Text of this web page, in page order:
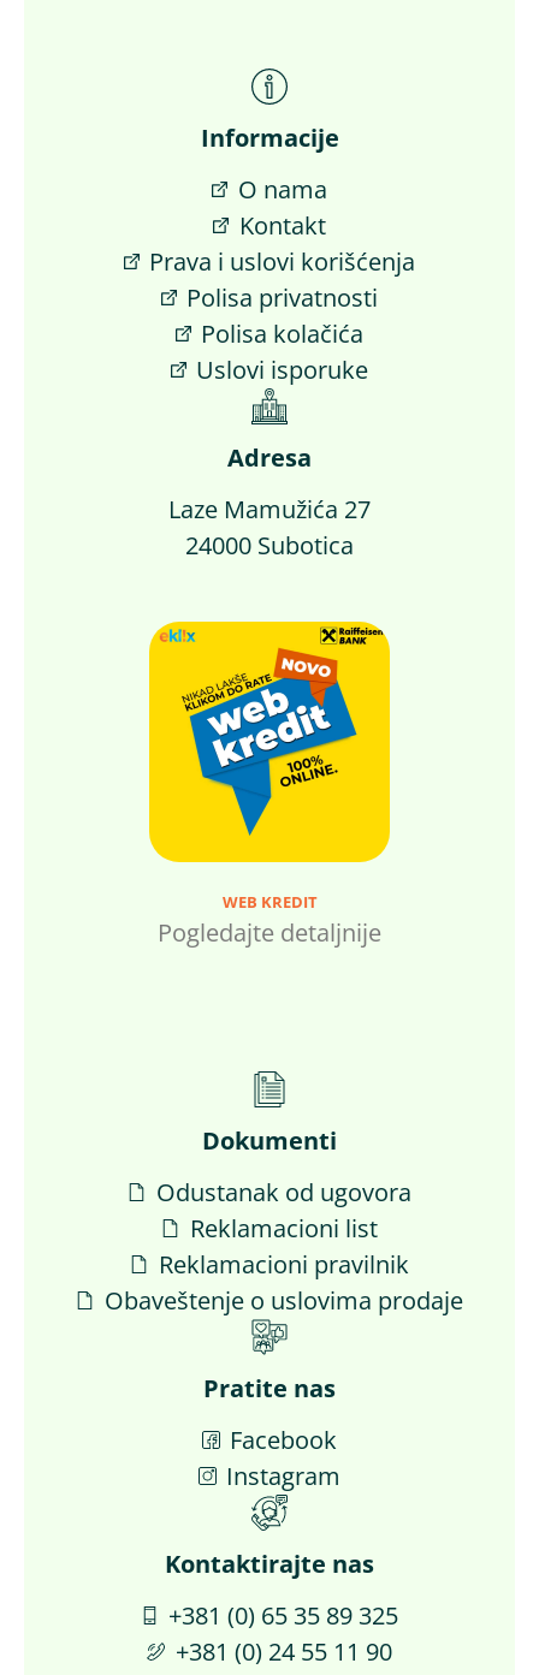
Informacije
O nama
Kontakt
Prava i uslovi korišćenja
Polisa privatnosti
Polisa kolačića
Uslovi isporuke
Adresa
Laze Mamužića 27
24000 Subotica
WEB KREDIT
Pogledajte detaljnije
Dokumenti
Odustanak od ugovora
Reklamacioni list
Reklamacioni pravilnik
Obaveštenje o uslovima prodaje
Pratite nas
Facebook
Instagram
Kontaktirajte nas​
+381 (0) 65 35 89 325
+381 (0) 24 55 11 90